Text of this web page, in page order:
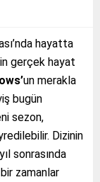
hayatta
gerçek hayat
un merakla
bugün
sezon,
Dizinin
sonrasında
zamanlar